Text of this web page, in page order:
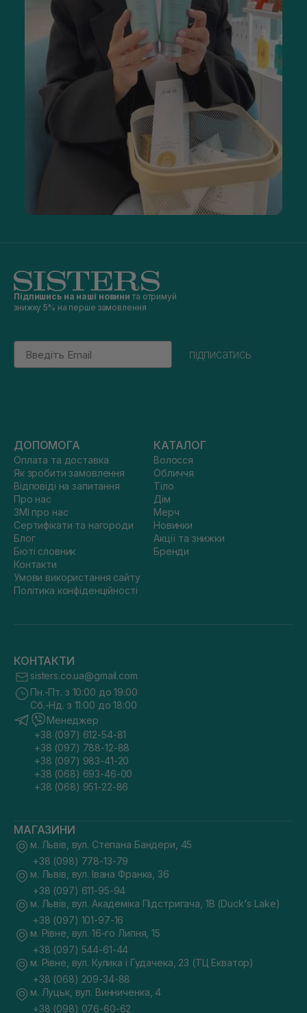
Підпишись на наші новини та отримуй
знижку 5% на перше замовлення
Email
підписатись
ДОПОМОГА
Оплата та доставка
Як зробити замовлення
Відповіді на запитання
Про нас
ЗМІ про нас
Сертифікати та нагороди
Блог
Бюті словник
Контакти
Умови використання сайту
Політика конфіденційності
КАТАЛОГ
Волосся
Обличчя
Тіло
Дім
Мерч
Новинки
Акції та знижки
Бренди
КОНТАКТИ
sisters.co.ua@gmail.com
Пн.-Пт. з 10:00 до 19:00
Сб.-Нд. з 11:00 до 18:00
Менеджер
+38 (097) 612-54-81
+38 (097) 788-12-88
+38 (097) 983-41-20
+38 (068) 693-46-00
+38 (068) 951-22-86
МАГАЗИНИ
м. Львів, вул. Степана Бандери, 45
+38 (098) 778-13-79
м. Львів, вул. Івана Франка, 36
+38 (097) 611-95-94
м. Львів, вул. Академіка Підстригача, 1В (Duck's Lake)
+38 (097) 101-97-16
м. Рівне, вул. 16-го Липня, 15
+38 (097) 544-61-44
м. Рівне, вул. Кулика і Гудачека, 23 (ТЦ Екватор)
+38 (068) 209-34-88
м. Луцьк, вул. Винниченка, 4
+38 (098) 076-60-62